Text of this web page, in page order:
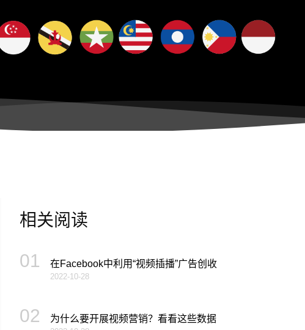
相关阅读
01 在Facebook中利用“视频插播”广告创收
2022-10-28
02 为什么要开展视频营销？看看这些数据